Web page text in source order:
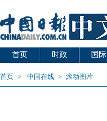
首页 时政 国际
首页 > 中国在线 > 滚动图片